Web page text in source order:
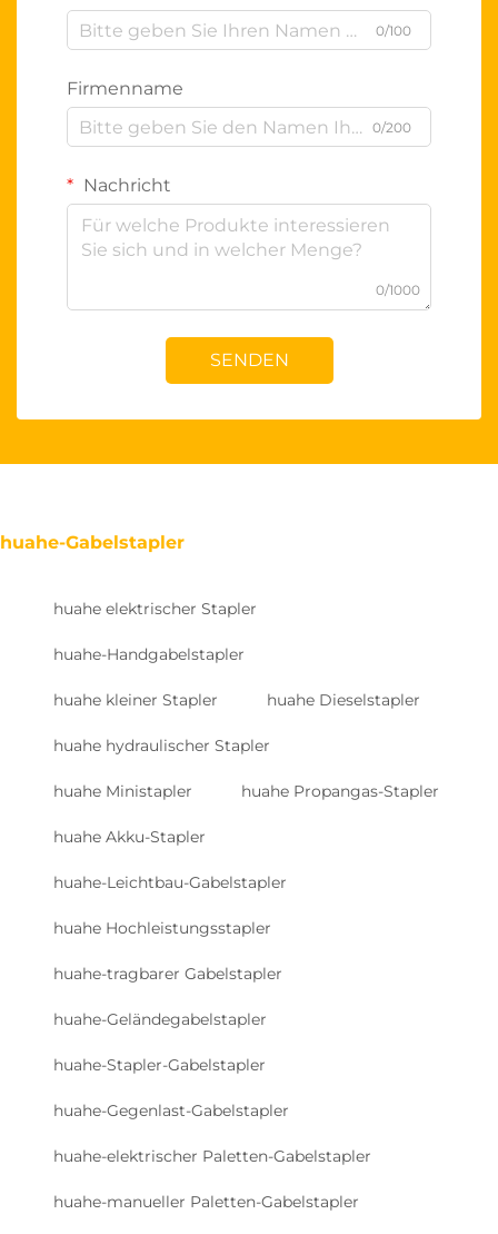
0/100
Firmenname
0/200
Nachricht
0/1000
SENDEN
huahe-Gabelstapler
huahe elektrischer Stapler
huahe-Handgabelstapler
huahe kleiner Stapler huahe Dieselstapler
huahe hydraulischer Stapler
huahe Ministapler huahe Propangas-Stapler
huahe Akku-Stapler
huahe-Leichtbau-Gabelstapler
huahe Hochleistungsstapler
huahe-tragbarer Gabelstapler
huahe-Geländegabelstapler
huahe-Stapler-Gabelstapler
huahe-Gegenlast-Gabelstapler
huahe-elektrischer Paletten-Gabelstapler
huahe-manueller Paletten-Gabelstapler